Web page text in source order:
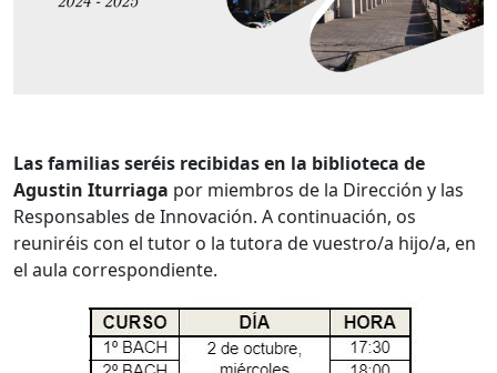
Las familias seréis recibidas en la biblioteca de
Agustin Iturriaga por miembros de la Dirección y las
Responsables de Innovación. A continuación, os
reuniréis con el tutor o la tutora de vuestro/a hijo/a, en
el aula correspondiente.